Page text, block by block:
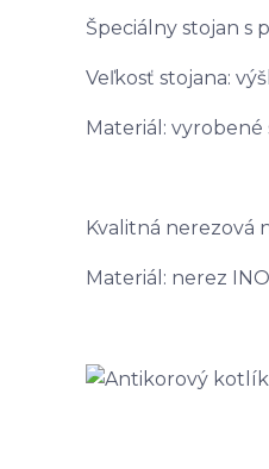
Špeciálny stojan s
Veľkosť stojana:
Materiál:
Kvalitná nerezová
Materiál: nerez